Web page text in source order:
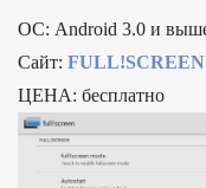
ОС: Android 3.0 и
Сайт: FULL!SCREEN
ЦЕНА: бесплатно